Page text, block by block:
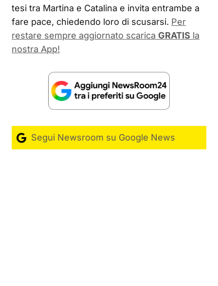
tesi tra Martina e Catalina e invita entrambe a
fare pace, chiedendo loro di scusarsi. Per
restare sempre aggiornato scarica GRATIS la
nostra App!
Segui Newsroom su Google News